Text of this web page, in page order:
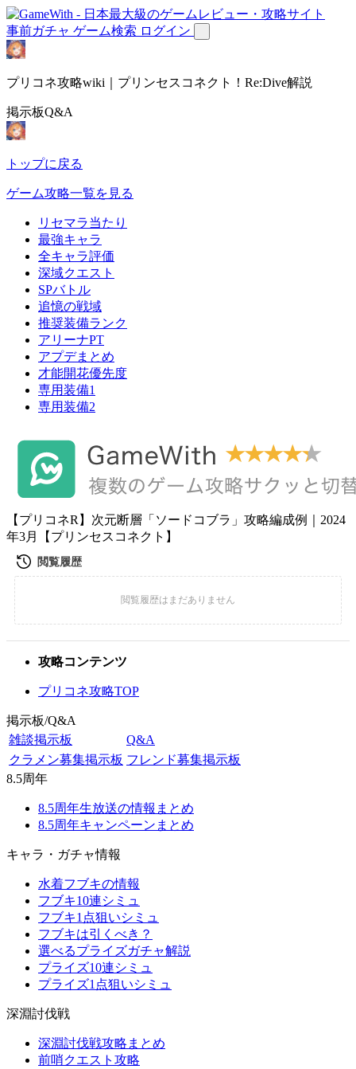
事前ガチャ ゲーム検索 ログイン
プリコネ攻略wiki｜プリンセスコネクト！Re:Dive解説
掲示板Q&A
トップに戻る
ゲーム攻略一覧を見る
リセマラ当たり
最強キャラ
全キャラ評価
深域クエスト
SPバトル
追憶の戦域
推奨装備ランク
アリーナPT
アプデまとめ
才能開花優先度
専用装備1
専用装備2
【プリコネR】次元断層「ソードコブラ」攻略編成例｜2024
年3月【プリンセスコネクト】
攻略コンテンツ
プリコネ攻略TOP
掲示板/Q&A
雑談掲示板
Q&A
クラメン募集掲示板 フレンド募集掲示板
8.5周年
8.5周年生放送の情報まとめ
8.5周年キャンペーンまとめ
キャラ・ガチャ情報
水着フブキの情報
フブキ10連シミュ
フブキ1点狙いシミュ
フブキは引くべき？
選べるプライズガチャ解説
プライズ10連シミュ
プライズ1点狙いシミュ
深淵討伐戦
深淵討伐戦攻略まとめ
前哨クエスト攻略